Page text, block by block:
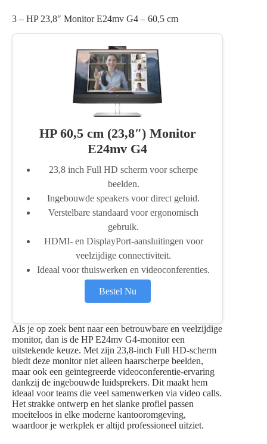
3 – HP 23,8″ Monitor E24mv G4 – 60,5 cm
HP 60,5 cm (23,8″) Monitor
E24mv G4
23,8 inch Full HD scherm voor scherpe
beelden.
Ingebouwde speakers voor direct geluid.
Verstelbare standaard voor ergonomisch
gebruik.
HDMI- en DisplayPort-aansluitingen voor
veelzijdige connectiviteit.
Ideaal voor thuiswerken en videoconferenties.
Bestel Nu
Als je op zoek bent naar een betrouwbare en veelzijdige
monitor, dan is de HP E24mv G4-monitor een
uitstekende keuze. Met zijn 23,8-inch Full HD-scherm
biedt deze monitor niet alleen haarscherpe beelden,
maar ook een geïntegreerde videoconferentie-ervaring
dankzij de ingebouwde luidsprekers. Dit maakt hem
ideaal voor teams die veel samenwerken via video calls.
Het strakke ontwerp en het slanke profiel passen
moeiteloos in elke moderne kantooromgeving,
waardoor je werkplek er altijd professioneel uitziet.